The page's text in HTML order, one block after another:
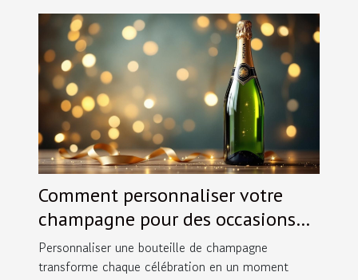
Comment personnaliser votre
champagne pour des occasions
spéciales ?
Personnaliser une bouteille de champagne
transforme chaque célébration en un moment